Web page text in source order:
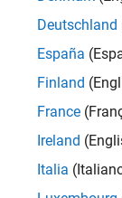
Deutschland
España
Finland
France
Ireland
Italia